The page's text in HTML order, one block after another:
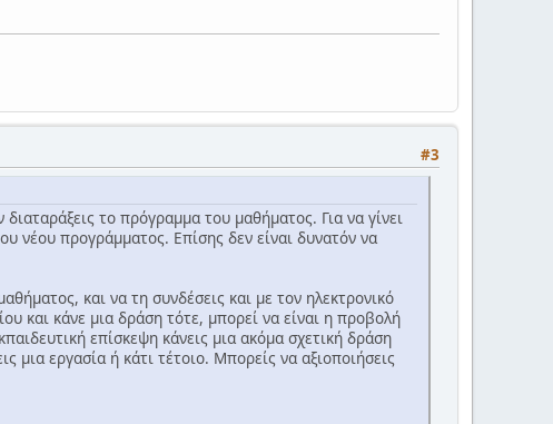
#3
το πρόγραμμα του μαθήματος. Για να γίνει
νέου προγράμματος. Επίσης δεν είναι δυνατόν να
και να τη συνδέσεις και με τον ηλεκτρονικό
και κάνε μια δράση τότε, μπορεί να είναι η προβολή
επίσκεψη κάνεις μια ακόμα σχετική δράση
εργασία ή κάτι τέτοιο. Μπορείς να αξιοποιήσεις